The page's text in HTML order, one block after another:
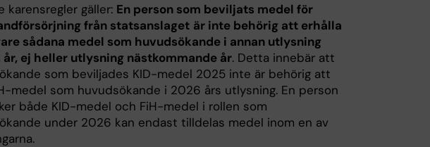
karensregler gäller: En person som beviljats medel för
från statsanslaget är inte behörig att erhålla
sådana medel som huvudsökande i annan utlysning
år, ej heller utlysning nästkommande år. Detta innebär att
som beviljades KID-medel 2025 inte är behörig att
medel som huvudsökande i 2026 års utlysning. En person
både KID-medel och FiH-medel i rollen som
under 2026 kan endast tilldelas medel inom en av